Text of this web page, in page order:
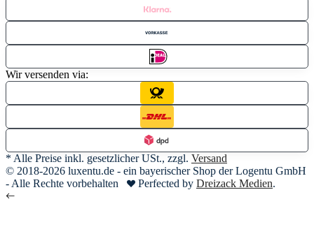
Wir versenden via:
* Alle Preise inkl. gesetzlicher USt., zzgl. Versand
© 2018-2026 luxentu.de - ein bayerischer Shop der Logentu GmbH
- Alle Rechte vorbehalten
Perfected by Dreizack Medien.